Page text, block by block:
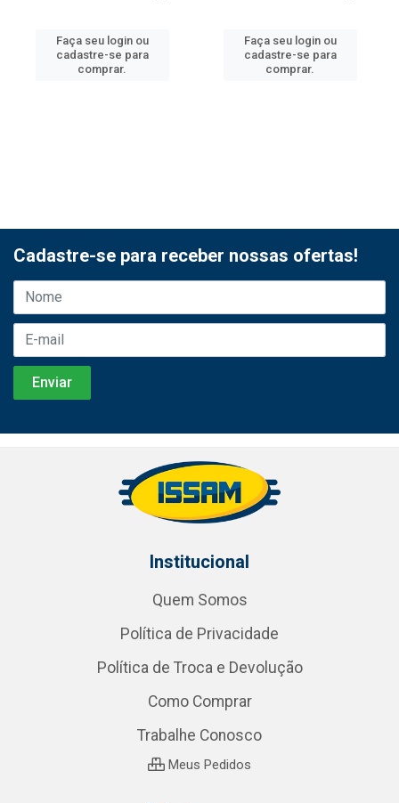
Faça seu login ou
cadastre-se para
comprar.
Faça seu login ou
cadastre-se para
comprar.
Cadastre-se para receber nossas ofertas!
Institucional
Quem Somos
Política de Privacidade
Política de Troca e Devolução
Como Comprar
Trabalhe Conosco
Meus Pedidos